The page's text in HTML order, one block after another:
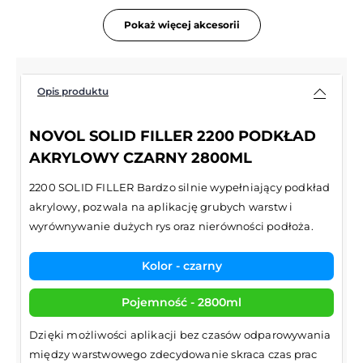
Pokaż więcej akcesorii
Opis produktu
NOVOL SOLID FILLER 2200 PODKŁAD
AKRYLOWY CZARNY 2800ML
2200 SOLID FILLER Bardzo silnie wypełniający podkład
akrylowy, pozwala na aplikację grubych warstw i
wyrównywanie dużych rys oraz nierówności podłoża.
Kolor - czarny
Pojemność - 2800ml
Dzięki możliwości aplikacji bez czasów odparowywania
między warstwowego zdecydowanie skraca czas prac